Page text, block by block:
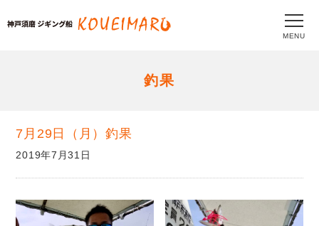
MENU
釣果
7月29日（月）釣果
2019年7月31日